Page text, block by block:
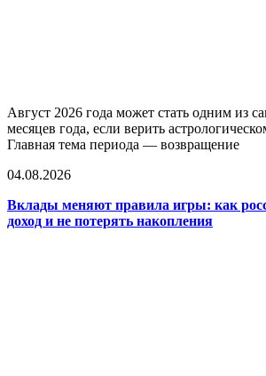
Август 2026 года может стать одним из
месяцев года, если верить
Главная тема периода — возвращение
04.08.2026
Вклады меняют правила игры: как
доход и не потерять накопления